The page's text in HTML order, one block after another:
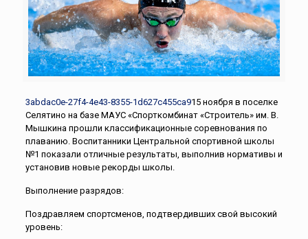
3abdac0e-27f4-4e43-8355-1d627c455ca915 ноября в поселке
Селятино на базе МАУС «Спорткомбинат «Строитель» им. В.
Мышкина прошли классификационные соревнования по
плаванию. Воспитанники Центральной спортивной школы
№1 показали отличные результаты, выполнив нормативы и
установив новые рекорды школы.
Выполнение разрядов:
Поздравляем спортсменов, подтвердивших свой высокий
уровень: